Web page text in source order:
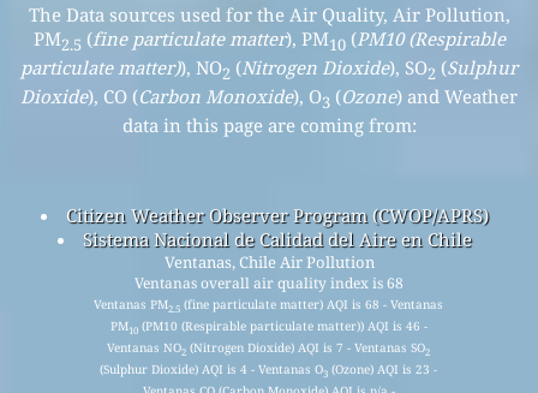
The Data sources used for the Air Quality, Air Pollution,
PM2.5 (fine particulate matter), PM10(PM10 (Respirable
particulate matter)), NO2 (Nitrogen Dioxide), SO2 (Sulphur
Dioxide), CO (Carbon Monoxide), O3 (Ozone) and Weather
data in this page are coming from:
Citizen Weather Observer Program (CWOP/APRS)
Sistema Nacional de Calidad del Aire en Chile
Ventanas, Chile Air Pollution
Ventanas overall air quality index is 68
Ventanas PM2.5 (fine particulate matter) AQI is 68 - Ventanas
PM10(PM10 (Respirable particulate matter)) AQI is 46 -
Ventanas NO2 (Nitrogen Dioxide) AQI is 7 - Ventanas SO2
(Sulphur Dioxide) AQI is 4 - Ventanas O3 (Ozone) AQI is 23 -